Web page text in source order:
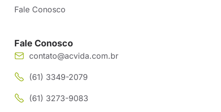
Fale Conosco
Fale Conosco
contato@acvida.com.br
(61) 3349-2079
(61) 3273-9083